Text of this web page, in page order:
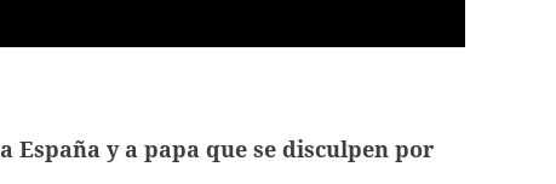
España y a papa que se disculpen por